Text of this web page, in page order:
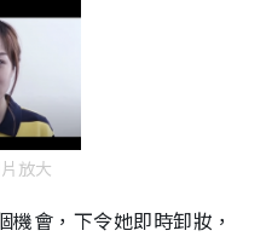
放大
會，下令她即時卸妝，